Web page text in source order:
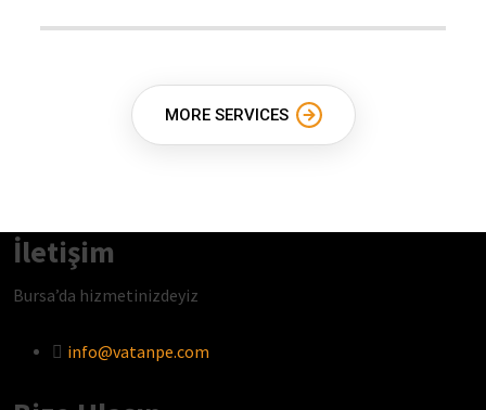
MORE SERVICES
İletişim
Bursa’da hizmetinizdeyiz
info@vatanpe.com